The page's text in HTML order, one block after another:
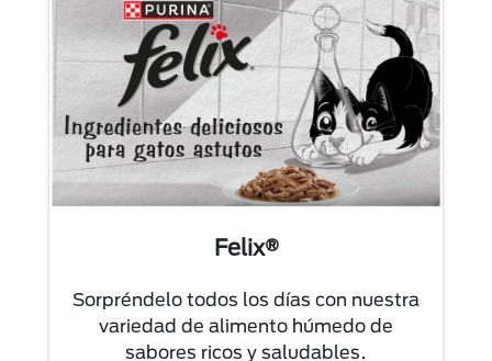
Felix®
Sorpréndelo todos los días con nuestra
variedad de alimento húmedo de
sabores ricos y saludables.